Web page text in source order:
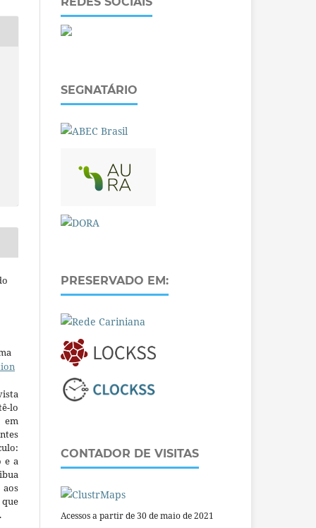
lo
em
e a
SEGNATÁRIO
PRESERVADO EM:
CONTADOR DE VISITAS
Acessos a partir de 30 de maio de 2021